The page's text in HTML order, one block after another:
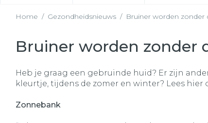
Home / Gezondheidsnieuws / Bruiner worden zonder
Bruiner worden zonder
Heb je graag een gebruinde huid? Er zijn
kleurtje, tijdens de zomer en winter? Lees hier
Zonnebank